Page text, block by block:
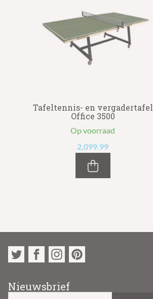
Tafeltennis- en vergadertafel
Office 3500
Op voorraad
2,099.99
Nieuwsbrief